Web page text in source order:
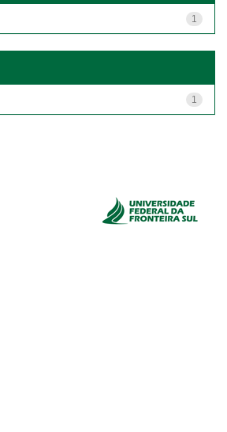
1
1